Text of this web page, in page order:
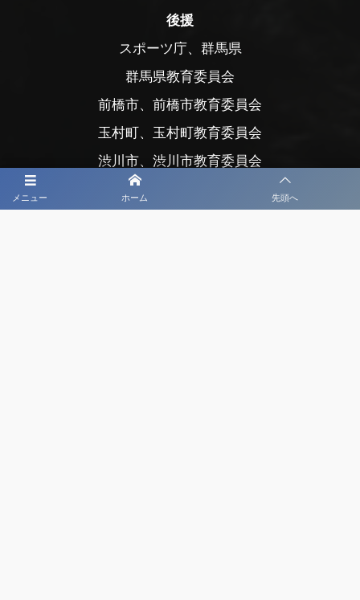
メニュー ホーム 先頭へ
後援
スポーツ庁、群馬県
群馬県教育委員会
前橋市、前橋市教育委員会
玉村町、玉村町教育委員会
渋川市、渋川市教育委員会
公益財団法人前橋市まちづくり公社